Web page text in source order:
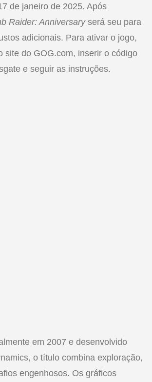
de janeiro de 2025. Após
Raider: Anniversaryserá seu para
adicionais. Para ativar o jogo,
site do GOG.com, inserir o código
e seguir as instruções.
em 2007 e desenvolvido
o título combina exploração,
engenhosos. Os gráficos